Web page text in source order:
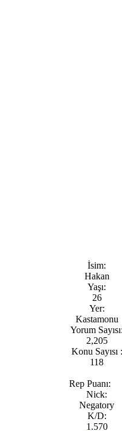
İsim:
Hakan
Yaşı:
26
Yer:
Kastamonu
Yorum Sayısı:
2,205
Konu Sayısı :
118
Rep Puanı:
Nick:
Negatory
K/D:
1.570